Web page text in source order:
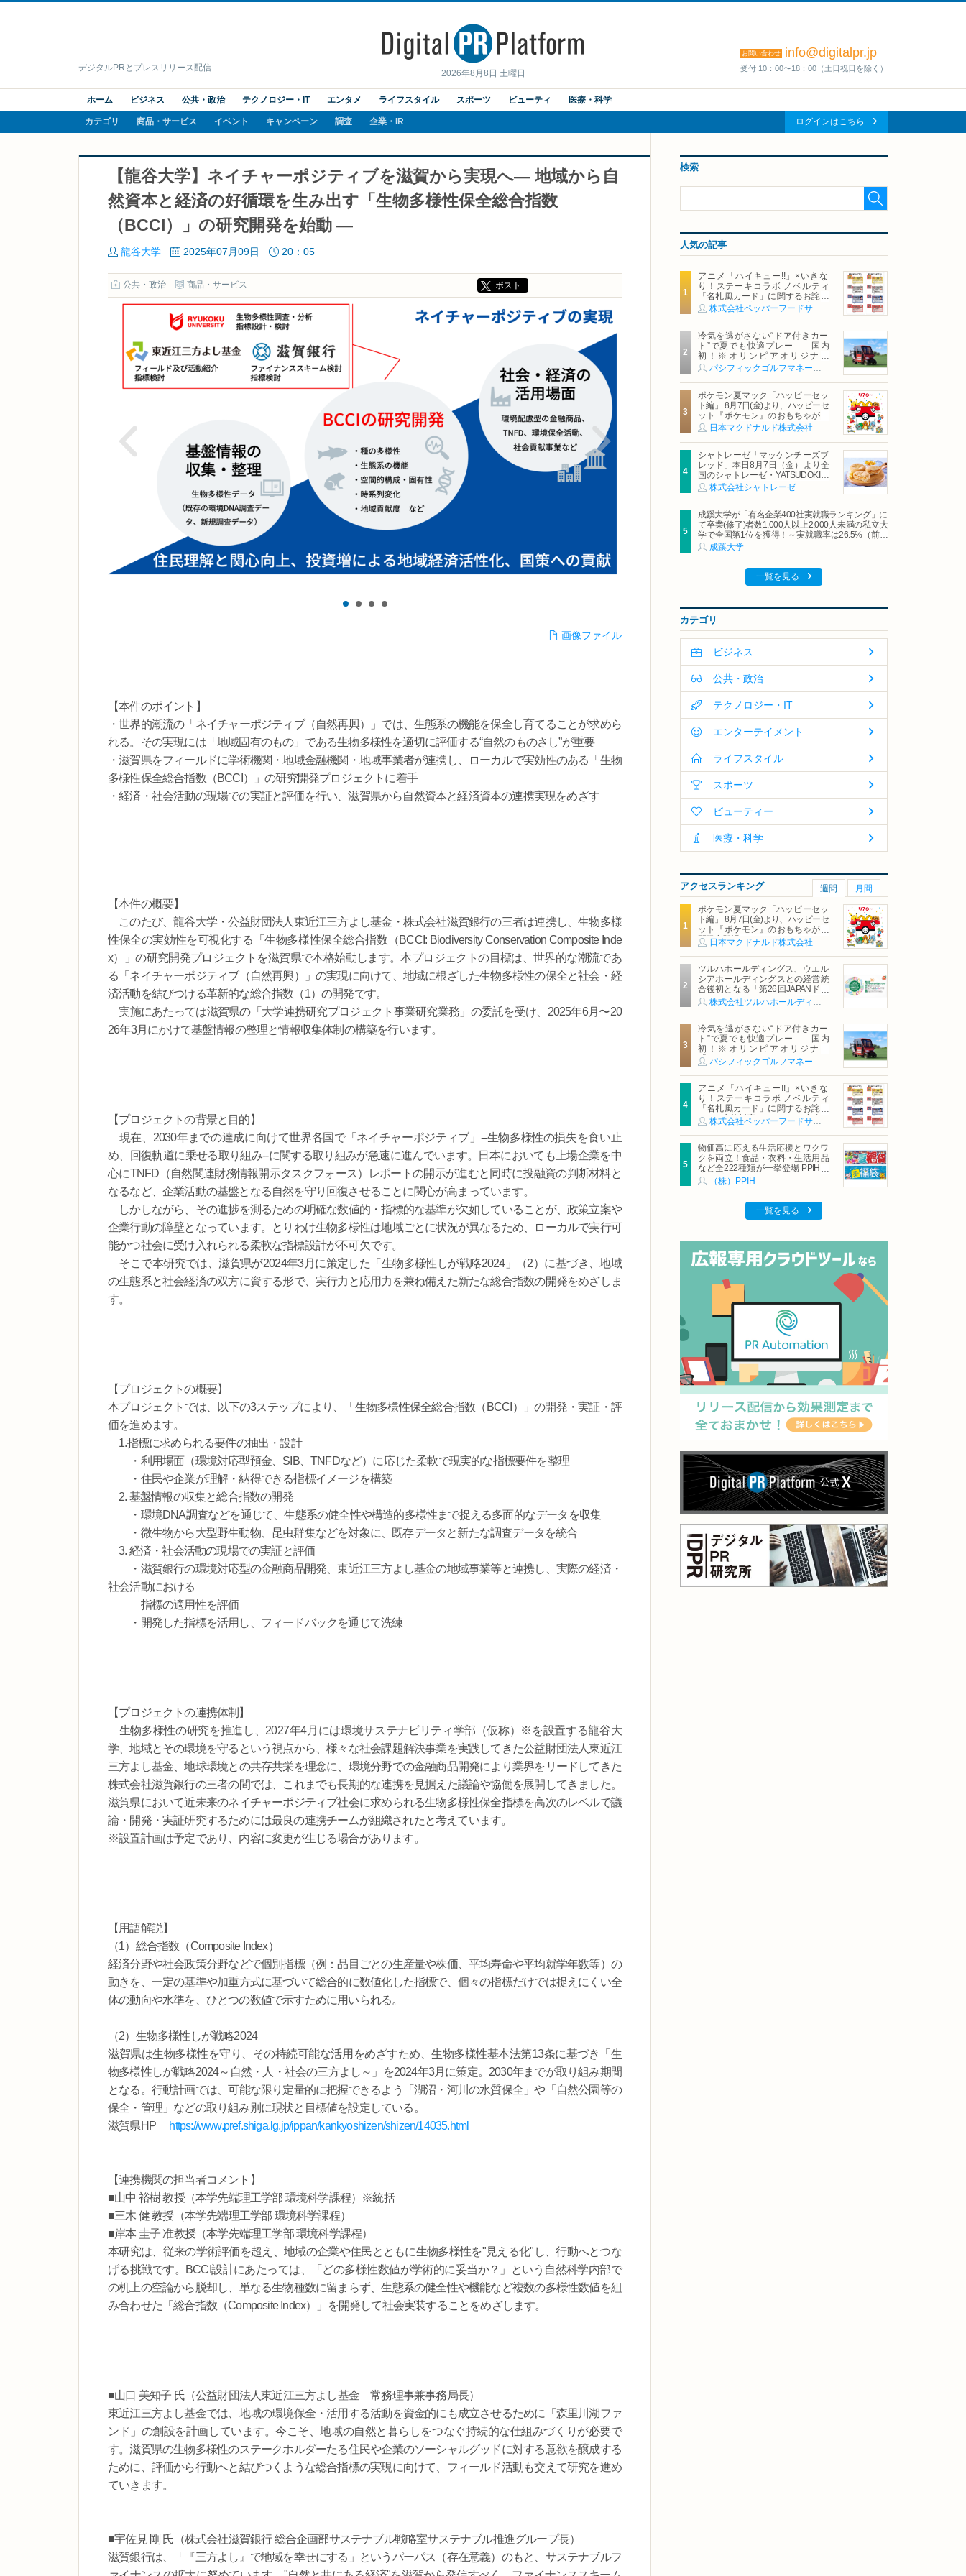
2026年8月8日 土曜日
デジタルPRとプレスリリース配信
お問い合わせ info@digitalpr.jp
受付 10：00〜18：00（土日祝日を除く）
ホーム ビジネス 公共・政治 テクノロジー・IT エンタメ ライフスタイル スポーツ ビューティ 医療・科学
カテゴリ 商品・サービス イベント キャンペーン 調査 企業・IR ログインはこちら
【龍谷大学】ネイチャーポジティブを滋賀から実現へ― 地域から自
然資本と経済の好循環を生み出す「生物多様性保全総合指数
（BCCI）」の研究開発を始動 ―
龍谷大学 2025年07月09日 20：05
公共・政治 商品・サービス ポスト
画像ファイル
【本件のポイント】
・世界的潮流の「ネイチャーポジティブ（自然再興）」では、生態系の機能を保全し育てることが求めら
れる。その実現には「地域固有のもの」である生物多様性を適切に評価する“自然のものさし”が重要
・滋賀県をフィールドに学術機関・地域金融機関・地域事業者が連携し、ローカルで実効性のある「生物
多様性保全総合指数（BCCI）」の研究開発プロジェクトに着手
・経済・社会活動の現場での実証と評価を行い、滋賀県から自然資本と経済資本の連携実現をめざす
【本件の概要】
このたび、龍谷大学・公益財団法人東近江三方よし基金・株式会社滋賀銀行の三者は連携し、生物多様
性保全の実効性を可視化する「生物多様性保全総合指数（BCCI: Biodiversity Conservation Composite Inde
x）」の研究開発プロジェクトを滋賀県で本格始動します。本プロジェクトの目標は、世界的な潮流であ
る「ネイチャーポジティブ（自然再興）」の実現に向けて、地域に根ざした生物多様性の保全と社会・経
済活動を結びつける革新的な総合指数（1）の開発です。
実施にあたっては滋賀県の「大学連携研究プロジェクト事業研究業務」の委託を受け、2025年6月〜20
26年3月にかけて基盤情報の整理と情報収集体制の構築を行います。
【プロジェクトの背景と目的】
現在、2030年までの達成に向けて世界各国で「ネイチャーポジティブ」--生物多様性の損失を食い止
め、回復軌道に乗せる取り組み--に関する取り組みが急速に進んでいます。日本においても上場企業を中
心にTNFD（自然関連財務情報開示タスクフォース）レポートの開示が進むと同時に投融資の判断材料と
なるなど、企業活動の基盤となる自然を守り回復させることに関心が高まっています。
しかしながら、その進捗を測るための明確な数値的・指標的な基準が欠如していることが、政策立案や
企業行動の障壁となっています。とりわけ生物多様性は地域ごとに状況が異なるため、ローカルで実行可
能かつ社会に受け入れられる柔軟な指標設計が不可欠です。
そこで本研究では、滋賀県が2024年3月に策定した「生物多様性しが戦略2024」（2）に基づき、地域
の生態系と社会経済の双方に資する形で、実行力と応用力を兼ね備えた新たな総合指数の開発をめざしま
す。
【プロジェクトの概要】
本プロジェクトでは、以下の3ステップにより、「生物多様性保全総合指数（BCCI）」の開発・実証・評
価を進めます。
1.指標に求められる要件の抽出・設計
・利用場面（環境対応型預金、SIB、TNFDなど）に応じた柔軟で現実的な指標要件を整理
・住民や企業が理解・納得できる指標イメージを構築
2. 基盤情報の収集と総合指数の開発
・環境DNA調査などを通じて、生態系の健全性や構造的多様性まで捉える多面的なデータを収集
・微生物から大型野生動物、昆虫群集などを対象に、既存データと新たな調査データを統合
3. 経済・社会活動の現場での実証と評価
・滋賀銀行の環境対応型の金融商品開発、東近江三方よし基金の地域事業等と連携し、実際の経済・
社会活動における
指標の適用性を評価
・開発した指標を活用し、フィードバックを通じて洗練
【プロジェクトの連携体制】
生物多様性の研究を推進し、2027年4月には環境サステナビリティ学部（仮称）※を設置する龍谷大
学、地域とその環境を守るという視点から、様々な社会課題解決事業を実践してきた公益財団法人東近江
三方よし基金、地球環境との共存共栄を理念に、環境分野での金融商品開発により業界をリードしてきた
株式会社滋賀銀行の三者の間では、これまでも長期的な連携を見据えた議論や協働を展開してきました。
滋賀県において近未来のネイチャーポジティブ社会に求められる生物多様性保全指標を高次のレベルで議
論・開発・実証研究するためには最良の連携チームが組織されたと考えています。
※設置計画は予定であり、内容に変更が生じる場合があります。
【用語解説】
（1）総合指数（Composite Index）
経済分野や社会政策分野などで個別指標（例：品目ごとの生産量や株価、平均寿命や平均就学年数等）の
動きを、一定の基準や加重方式に基づいて総合的に数値化した指標で、個々の指標だけでは捉えにくい全
体の動向や水準を、ひとつの数値で示すために用いられる。
（2）生物多様性しが戦略2024
滋賀県は生物多様性を守り、その持続可能な活用をめざすため、生物多様性基本法第13条に基づき「生
物多様性しが戦略2024～自然・人・社会の三方よし～」を2024年3月に策定。2030年までが取り組み期間
となる。行動計画では、可能な限り定量的に把握できるよう「湖沼・河川の水質保全」や「自然公園等の
保全・管理」などの取り組み別に現状と目標値を設定している。
滋賀県HP https://www.pref.shiga.lg.jp/ippan/kankyoshizen/shizen/14035.html
【連携機関の担当者コメント】
■山中 裕樹 教授（本学先端理工学部 環境科学課程）※統括
■三木 健 教授（本学先端理工学部 環境科学課程）
■岸本 圭子 准教授（本学先端理工学部 環境科学課程）
本研究は、従来の学術評価を超え、地域の企業や住民とともに生物多様性を"見える化"し、行動へとつな
げる挑戦です。BCCI設計にあたっては、「どの多様性数値が学術的に妥当か？」という自然科学内部で
の机上の空論から脱却し、単なる生物種数に留まらず、生態系の健全性や機能など複数の多様性数値を組
み合わせた「総合指数（Composite Index）」を開発して社会実装することをめざします。
■山口 美知子 氏（公益財団法人東近江三方よし基金 常務理事兼事務局長）
東近江三方よし基金では、地域の環境保全・活用する活動を資金的にも成立させるために「森里川湖ファ
ンド」の創設を計画しています。今こそ、地域の自然と暮らしをつなぐ持続的な仕組みづくりが必要で
す。滋賀県の生物多様性のステークホルダーたる住民や企業のソーシャルグッドに対する意欲を醸成する
ために、評価から行動へと結びつくような総合指標の実現に向けて、フィールド活動も交えて研究を進め
ていきます。
■宇佐見 剛 氏（株式会社滋賀銀行 総合企画部サステナブル戦略室サステナブル推進グループ長）
滋賀銀行は、「『三方よし』で地域を幸せにする」というパーパス（存在意義）のもと、サステナブルフ
検索
人気の記事
アニメ「ハイキュー!!」×いきな
り！ステーキコラボ ノベルティ
「名札風カード」に関するお詫び
および交換対応についてのご案内
冷気を逃がさない“ドア付きカー
ト”で夏でも快適プレー 国内
初！※オリンピアオリジナル
「AirCon Cart（エアコンカー
ト）」導入 | ＰＧＭ
ポケモン夏マック「ハッピーセッ
ト編」 8月7日(金)より、ハッピーセ
ット『ポケモン』のおもちゃが期
間限定登場
日本マクドナルド株式会社
シャトレーゼ「マッケンチーズブ
レッド」本日8月7日（金）より全
国のシャトレーゼ・YATSUDOKIで
発売株式会社シャトレーゼ
成蹊大学が「有名企業400社実就職ランキング」に
て卒業(修了)者数1,000人以上2,000人未満の私立大
学で全国第1位を獲得！～実就職率は26.5%（前年
比＋4.3pt）に伸長、東京の私立大学でも10位にラ
ンクイン～
成蹊大学
一覧を見る
カテゴリ
ビジネス
公共・政治
テクノロジー・IT
エンターテイメント
ライフスタイル
スポーツ
ビューティー
医療・科学
アクセスランキング 週間 月間
ポケモン夏マック「ハッピーセッ
ト編」 8月7日(金)より、ハッピーセ
ット『ポケモン』のおもちゃが期
間限定登場
日本マクドナルド株式会社
ツルハホールディングス、ウエル
シアホールディングスとの経営統
合後初となる「第26回JAPANドラ
ッグストアショー」に出展
冷気を逃がさない“ドア付きカー
ト”で夏でも快適プレー 国内
初！※オリンピアオリジナル
「AirCon Cart（エアコンカー
ト）」導入 | ＰＧＭ
アニメ「ハイキュー!!」×いきな
り！ステーキコラボ ノベルティ
「名札風カード」に関するお詫び
および交換対応についてのご案内
物価高に応える生活応援とワクワ
クを両立！食品・衣料・生活用品
など全222種類が一挙登場 PPIHグ
ループ「夏福袋」＆セール 8月6日
(木)より順次スタート
（株）PPIH
一覧を見る